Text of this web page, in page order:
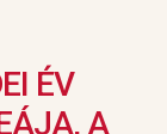
ÉV
A